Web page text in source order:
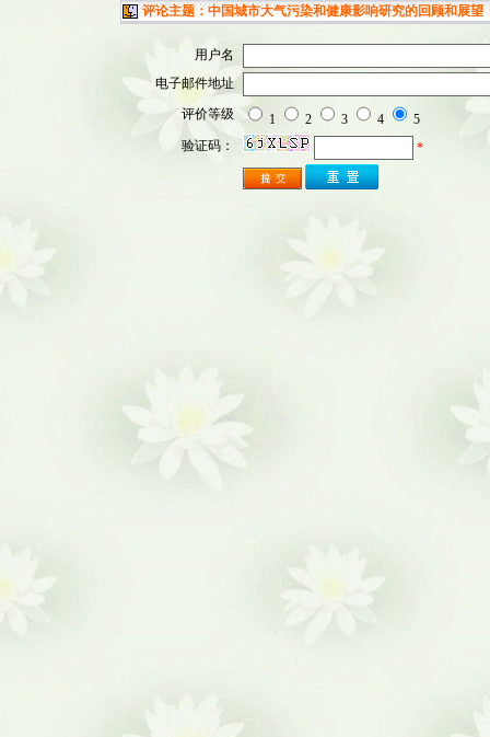
评论主题：中国城市大气污染和健康影响研究的回顾和展望
用户名
电子邮件地址
评价等级
1 2 3 4
5
验证码：
*